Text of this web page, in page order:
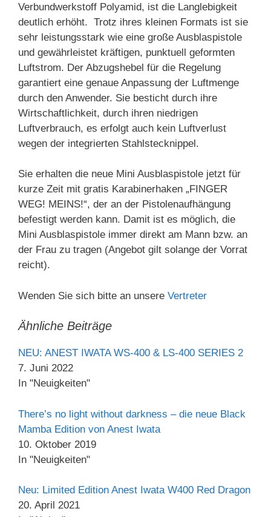
Verbundwerkstoff Polyamid, ist die Langlebigkeit
deutlich erhöht. Trotz ihres kleinen Formats ist sie
sehr leistungsstark wie eine große Ausblaspistole
und gewährleistet kräftigen, punktuell geformten
Luftstrom. Der Abzugshebel für die Regelung
garantiert eine genaue Anpassung der Luftmenge
durch den Anwender. Sie besticht durch ihre
Wirtschaftlichkeit, durch ihren niedrigen
Luftverbrauch, es erfolgt auch kein Luftverlust
wegen der integrierten Stahlstecknippel.
Sie erhalten die neue Mini Ausblaspistole jetzt für
kurze Zeit mit gratis Karabinerhaken „FINGER
WEG! MEINS!“, der an der Pistolenaufhängung
befestigt werden kann. Damit ist es möglich, die
Mini Ausblaspistole immer direkt am Mann bzw. an
der Frau zu tragen (Angebot gilt solange der Vorrat
reicht).
Wenden Sie sich bitte an unsere Vertreter
Ähnliche Beiträge
NEU: ANEST IWATA WS-400 & LS-400 SERIES 2
7. Juni 2022
In "Neuigkeiten"
There’s no light without darkness – die neue Black
Mamba Edition von Anest Iwata
10. Oktober 2019
In "Neuigkeiten"
Neu: Limited Edition Anest Iwata W400 Red Dragon
20. April 2021